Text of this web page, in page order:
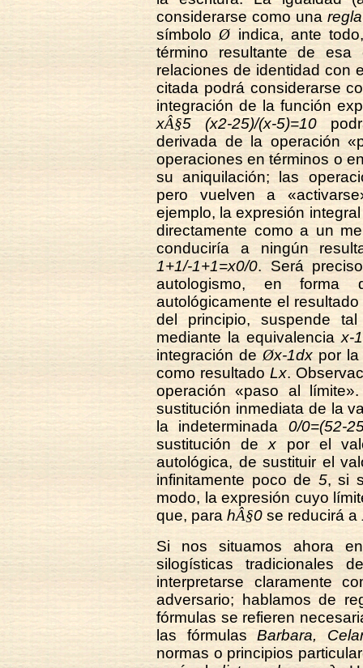
considerarse como una regla
símbolo Ø indica, ante
término resultante de esa
relaciones de identidad con
citada podrá considerarse
integración de la función
xÂ§5 (x2-25)/(x-5)=10
derivada de la operación
operaciones en términos o
su aniquilación; las
pero vuelven a
ejemplo, la expresión
directamente como a un
conduciría a ningún
1+1/-1+1=x0/0. Será
autologismo, en forma
autológicamente el
del principio, suspende
mediante la equivalenciax-
integración de Øx-1dxpor la
como resultado Lx.
operación «paso al
sustitución inmediata de la
la indeterminada 0/0=(52-
sustitución dex por el
autológica, de sustituir el
infinitamente poco de 5, si
modo, la expresión cuyo
que, para hÂ§0 se reducirá a
Si nos situamos ahora
silogísticas tradicionales
interpretarse claramente
adversario; hablamos de
fórmulas se refieren
las fórmulasBarbara,
normas o principios